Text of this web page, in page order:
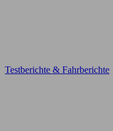
Testberichte & Fahrberichte